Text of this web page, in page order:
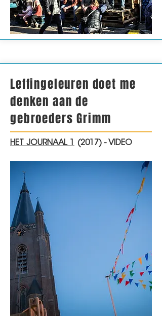
Leffingeleuren doet me
denken aan de
gebroeders Grimm
HET JOURNAAL 1 (2017) - VIDEO